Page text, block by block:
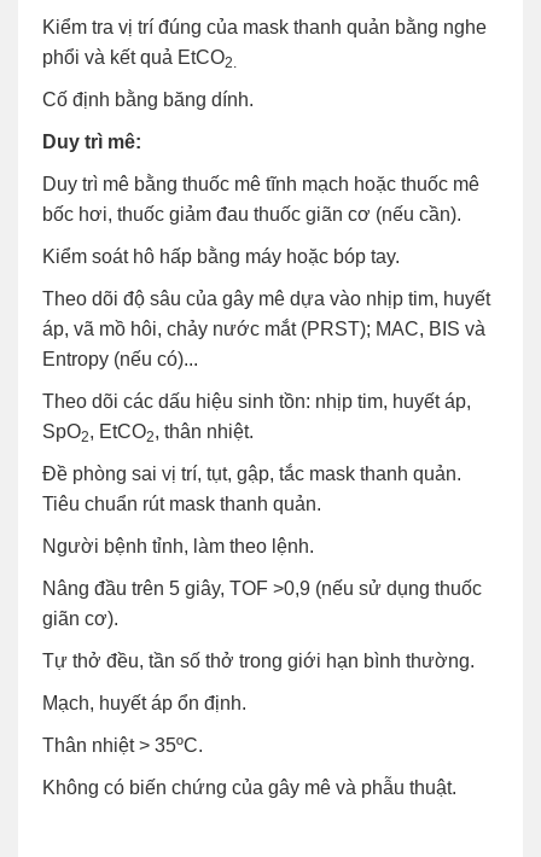
Kiểm tra vị trí đúng của mask thanh quản bằng nghe
phổi và kết quả EtCO2.
Cố định bằng băng dính.
Duy trì mê:
Duy trì mê bằng thuốc mê tĩnh mạch hoặc thuốc mê
bốc hơi, thuốc giảm đau thuốc giãn cơ (nếu cần).
Kiểm soát hô hấp bằng máy hoặc bóp tay.
Theo dõi độ sâu của gây mê dựa vào nhịp tim, huyết
áp, vã mồ hôi, chảy nước mắt (PRST); MAC, BIS và
Entropy (nếu có)...
Theo dõi các dấu hiệu sinh tồn: nhịp tim, huyết áp,
SpO2, EtCO2, thân nhiệt.
Đề phòng sai vị trí, tụt, gập, tắc mask thanh quản.
Tiêu chuẩn rút mask thanh quản.
Người bệnh tỉnh, làm theo lệnh.
Nâng đầu trên 5 giây, TOF >0,9 (nếu sử dụng thuốc
giãn cơ).
Tự thở đều, tần số thở trong giới hạn bình thường.
Mạch, huyết áp ổn định.
Thân nhiệt > 35ºC.
Không có biến chứng của gây mê và phẫu thuật.